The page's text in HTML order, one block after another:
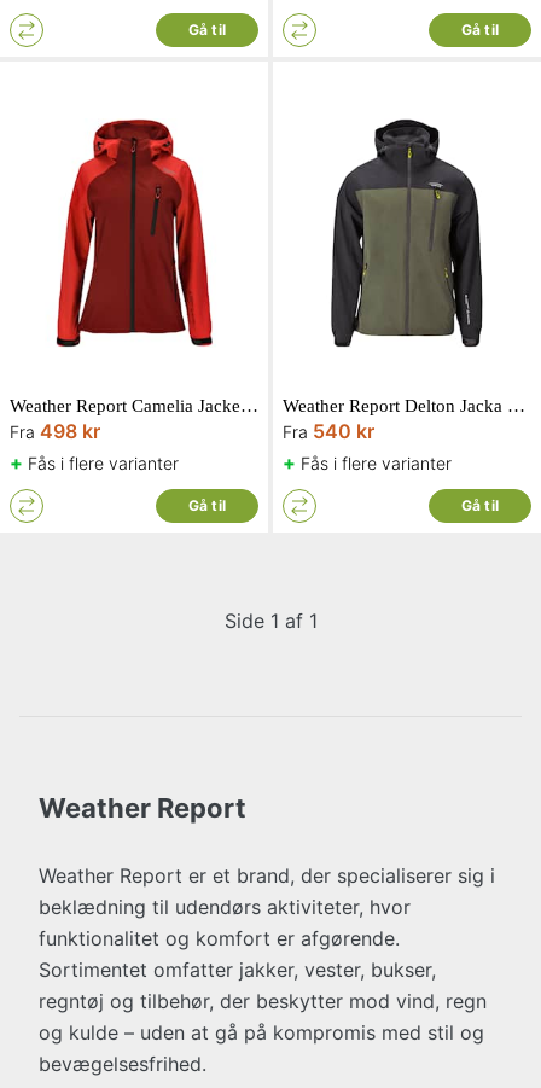
Gå til Gå til
Weather Report Camelia Jacket W-Pro Rococco Red Ladies
Fra 498 kr
+ Fås i flere varianter
Gå til
Weather Report Delton Jacka W-Pro Tarmac 1 Herr
Fra 540 kr
+ Fås i flere varianter
Gå til
Side 1 af 1
Weather Report
Weather Report er et brand, der specialiserer sig i
beklædning til udendørs aktiviteter, hvor
funktionalitet og komfort er afgørende.
Sortimentet omfatter jakker, vester, bukser,
regntøj og tilbehør, der beskytter mod vind, regn
og kulde – uden at gå på kompromis med stil og
bevægelsesfrihed.